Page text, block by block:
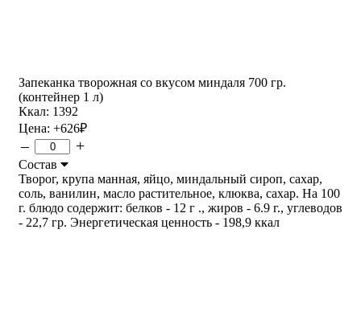
Запеканка творожная со вкусом миндаля 700 гр.
(контейнер 1 л)
Ккал: 1392
Цена: +626₽
– +
Состав
Творог, крупа манная, яйцо, миндальный сироп, сахар,
соль, ванилин, масло растительное, клюква, сахар. На 100
г. блюдо содержит: белков - 12 г ., жиров - 6.9 г., углеводов
- 22,7 гр. Энергетическая ценность - 198,9 ккал